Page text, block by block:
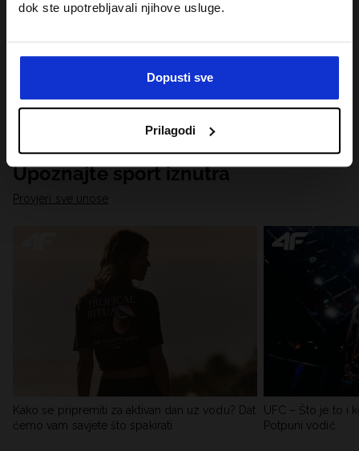
dok ste upotrebljavali njihove usluge.
Dopusti sve
Prilagodi
Upoznajte sport iznutra
Provjeri sve unose
Kako se pripremiti za aktivan dan uz vodu? Dat
ćemo vam savjete što spakirati
UFC – Što je to i
Potpuni vodič